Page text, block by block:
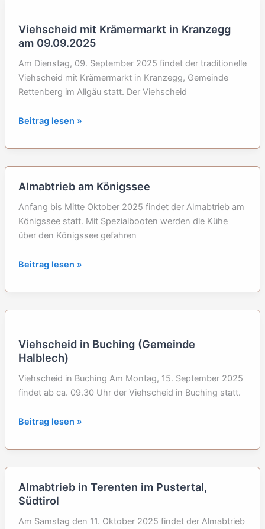
2025
Viehscheid mit Krämermarkt in Kranzegg
am 09.09.2025
Am Dienstag, 09. September 2025 findet der traditionelle
Viehscheid mit Krämermarkt in Kranzegg, Gemeinde
Rettenberg im Allgäu statt. Der Viehscheid
Viehscheid
Krämermarkt
am
09.09.2025
Beitrag lesen »
Almabtrieb am Königssee
Anfang bis Mitte Oktober 2025 findet der Almabtrieb am
Königssee statt. Mit Spezialbooten werden die Kühe
über den Königssee gefahren
Almabtrieb
Königssee
Beitrag lesen »
Viehscheid in Buching (Gemeinde
Halblech)
Viehscheid in Buching Am Montag, 15. September 2025
findet ab ca. 09.30 Uhr der Viehscheid in Buching statt.
Viehscheid
Buching
Beitrag lesen »
Almabtrieb in Terenten im Pustertal,
Südtirol
Am Samstag den 11. Oktober 2025 findet der Almabtrieb